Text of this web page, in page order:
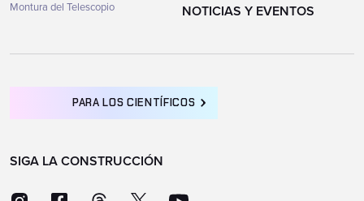
Montura del Telescopio
NOTICIAS Y EVENTOS
PARA LOS CIENTÍFICOS
SIGA LA CONSTRUCCIÓN